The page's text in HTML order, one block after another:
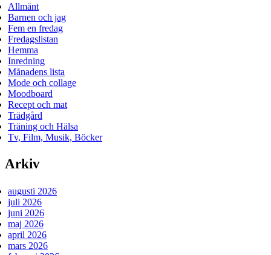
Allmänt
Barnen och jag
Fem en fredag
Fredagslistan
Hemma
Inredning
Månadens lista
Mode och collage
Moodboard
Recept och mat
Trädgård
Träning och Hälsa
Tv, Film, Musik, Böcker
Arkiv
augusti 2026
juli 2026
juni 2026
maj 2026
april 2026
mars 2026